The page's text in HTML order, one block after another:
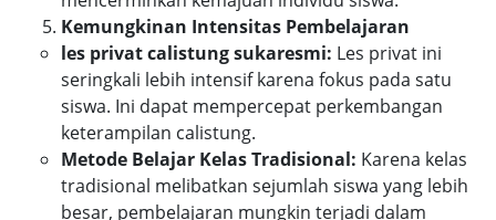
Kemungkinan Intensitas Pembelajaran
les privat calistung sukaresmi: Les privat ini
seringkali lebih intensif karena fokus pada satu
siswa. Ini dapat mempercepat perkembangan
keterampilan calistung.
Metode Belajar Kelas Tradisional: Karena kelas
tradisional melibatkan sejumlah siswa yang lebih
besar, pembelajaran mungkin terjadi dalam